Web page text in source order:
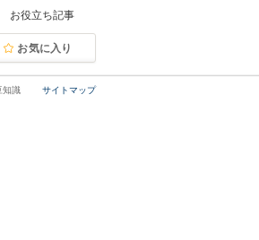
お役立ち記事
お気に入り
サイトマップ
知識